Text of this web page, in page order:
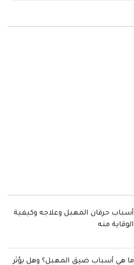
أسباب حرقان المهبل وعلاجه وكيفية
الوقاية منه
ما هي أسباب ضيق المهبل؟ وهل يؤثر